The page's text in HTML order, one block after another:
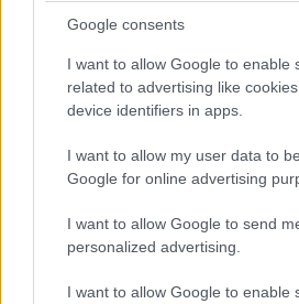
Google consents
I want to allow Google to enable
related to advertising like
device identifiers in apps.
I want to allow my user data to
Google for online advertising
I want to allow Google to send
personalized advertising.
I want to allow Google to enable